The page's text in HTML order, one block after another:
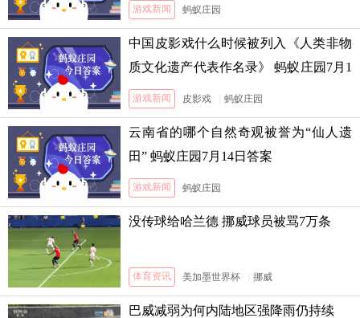
游戏新闻 蚂蚁庄园
中国皮影戏什么时候被列入《人类非物
质文化遗产代表作名录》 蚂蚁庄园7月1
3日答案
游戏新闻 皮影戏 蚂蚁庄园
云南省的哪个自然奇观被誉为“仙人遗
田” 蚂蚁庄园7月14日答案
游戏新闻 蚂蚁庄园
没传球给哈兰德 挪威球员被骂7万条
体育资讯 美加墨世界杯 挪威
巴威减弱为何内陆地区强降雨仍持续